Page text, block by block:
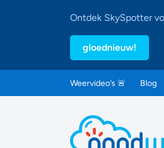
Ontdek SkySpotter
gloednieuw!
Weervideo’s 🚨 Blog